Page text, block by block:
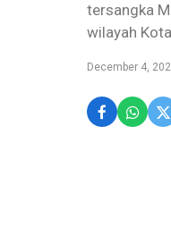
tersangka
wilayah
December 4,